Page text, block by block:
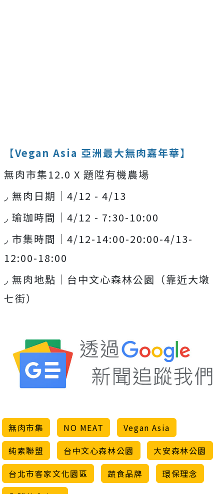
【Vegan Asia 亞洲最大無肉嘉年華】
無肉市集12.0 X 題陞有機農場
◞ 無肉日期｜ 4/12 - 4/13
◞ 瑜珈時間｜ 4/12 - 7:30-10:00
◞ 市集時間｜ 4/12-14:00-20:00-4/13-
12:00-18:00
◞ 無肉地點｜台中文心森林公園（靠近大墩
七街）
無肉市集 NO MEAT
Vegan Asia
純素聯盟
台中文心森林公園
大安森林公園
台北市客家文化園區
蔬食品牌
環保理念